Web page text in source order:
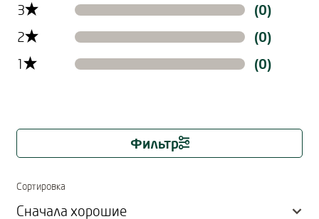
3 (0)
2 (0)
1 (0)
Фильтр
Сортировка